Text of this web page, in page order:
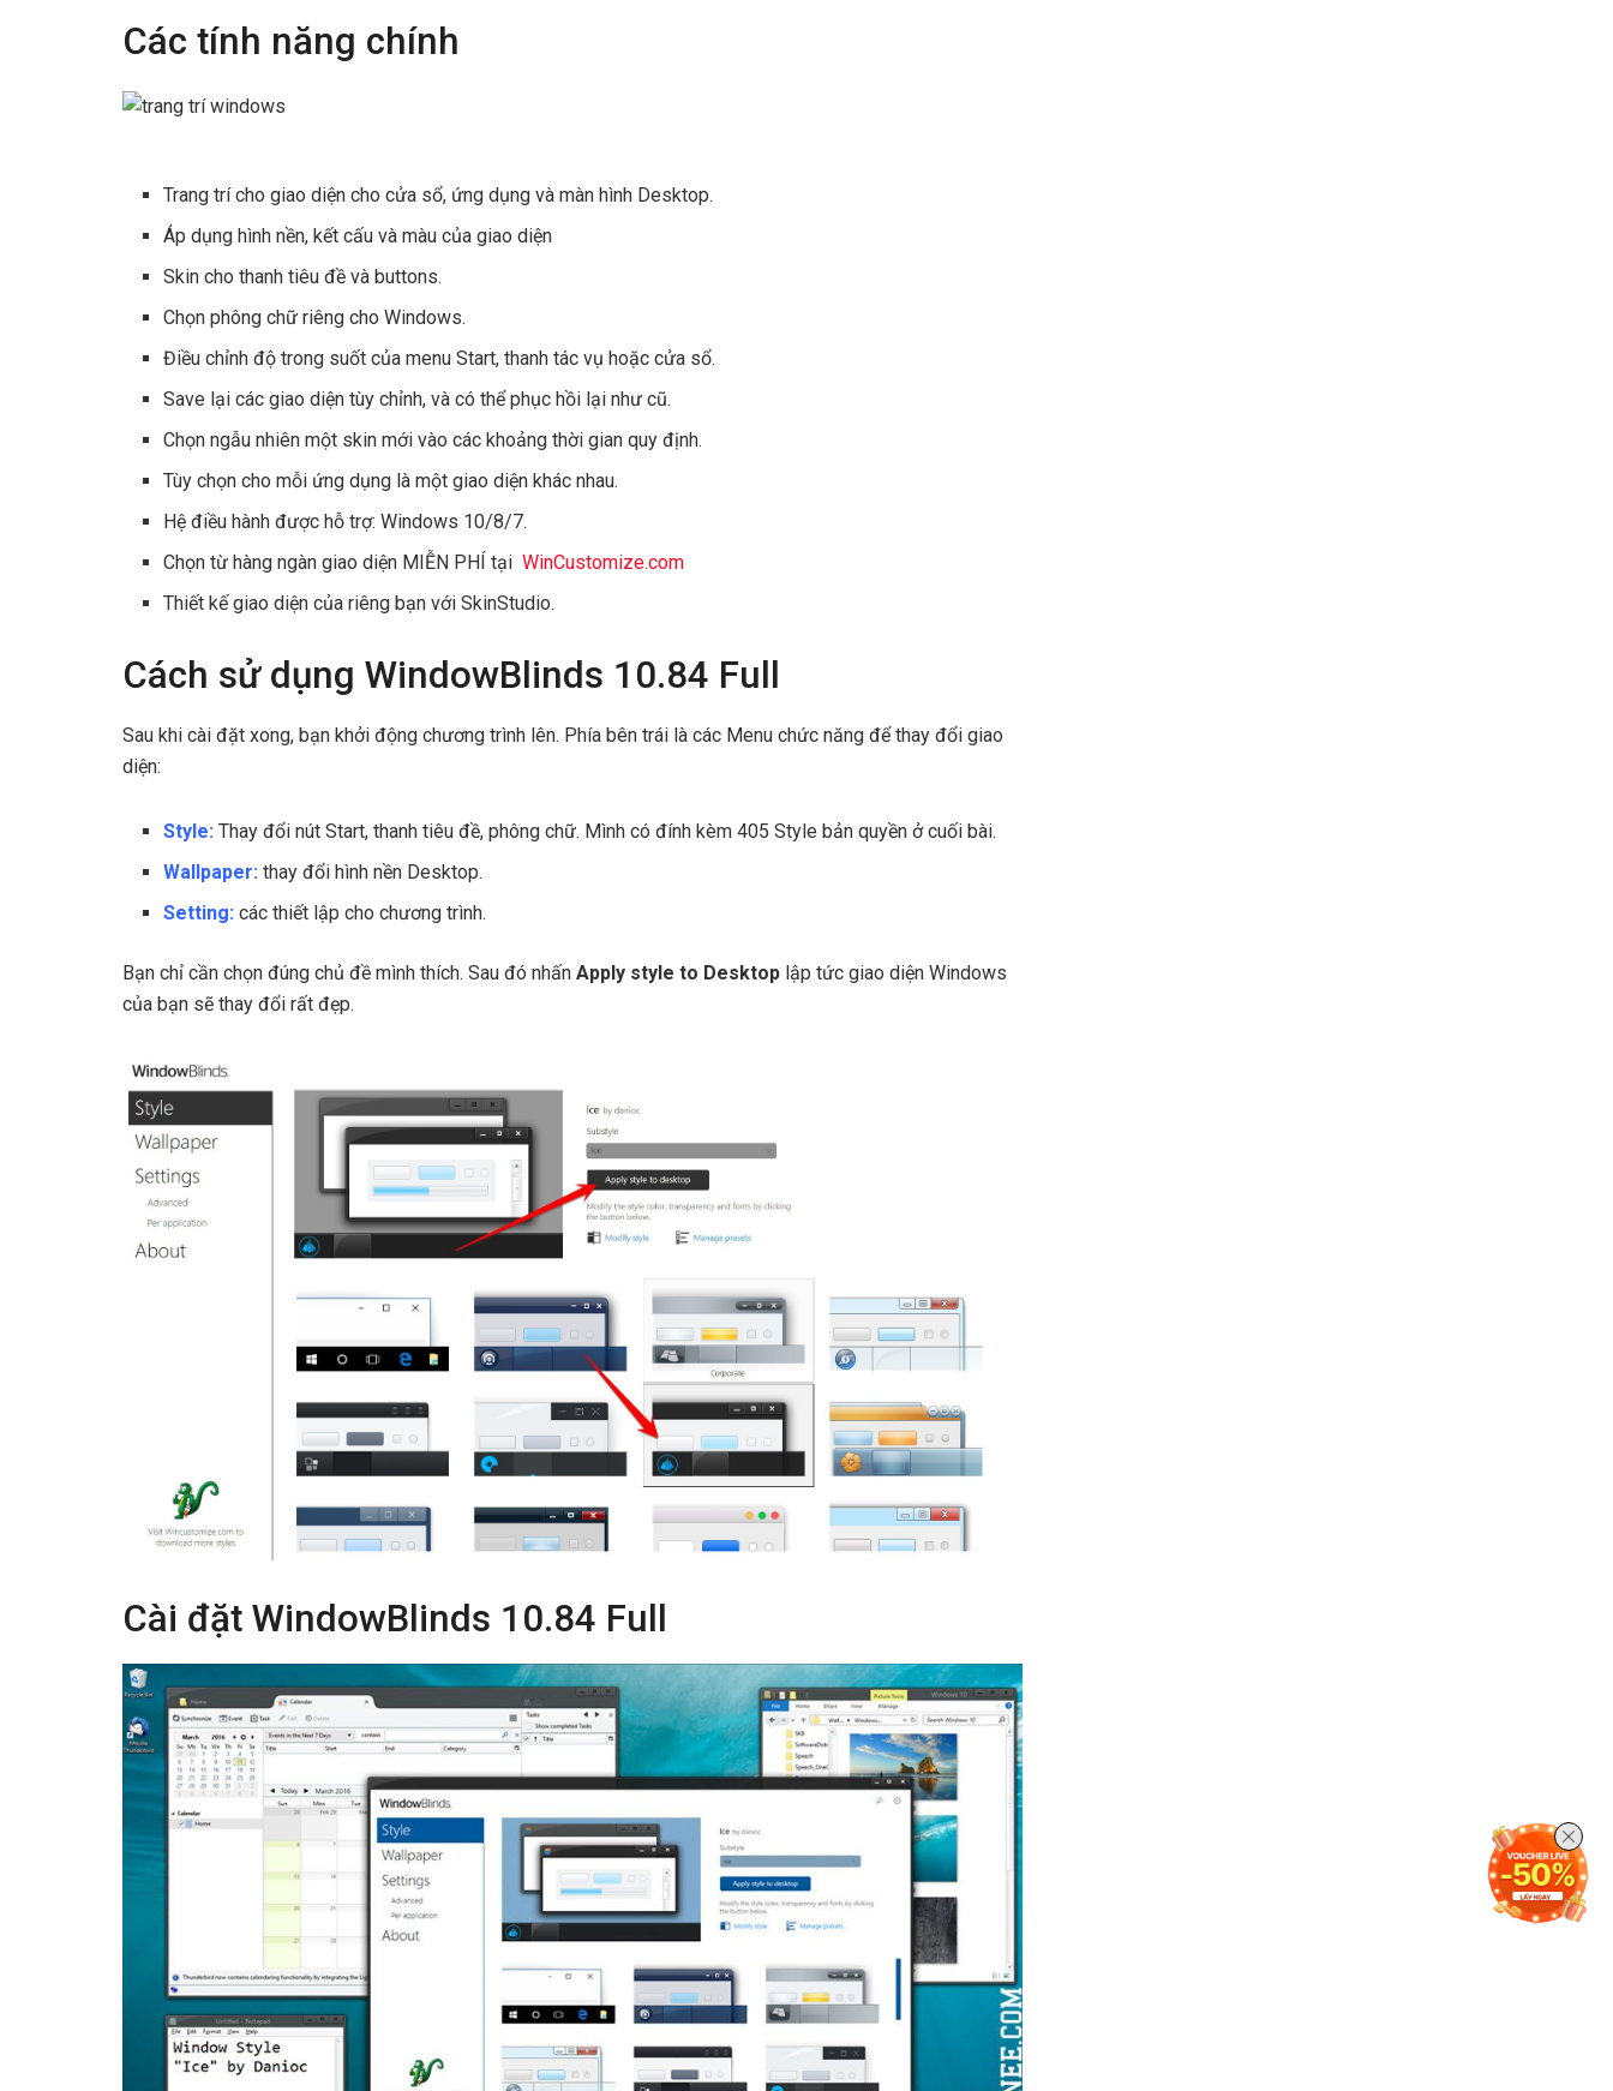
Các tính năng chính
Trang trí cho giao diện cho cửa sổ, ứng dụng và màn hình Desktop.
Áp dụng hình nền, kết cấu và màu của giao diện
Skin cho thanh tiêu đề và buttons.
Chọn phông chữ riêng cho Windows.
Điều chỉnh độ trong suốt của menu Start, thanh tác vụ hoặc cửa sổ.
Save lại các giao diện tùy chỉnh, và có thể phục hồi lại như cũ.
Chọn ngẫu nhiên một skin mới vào các khoảng thời gian quy định.
Tùy chọn cho mỗi ứng dụng là một giao diện khác nhau.
Hệ điều hành được hỗ trợ: Windows 10/8/7.
Chọn từ hàng ngàn giao diện MIỄN PHÍ tạiWinCustomize.com
Thiết kế giao diện của riêng bạn với SkinStudio.
Cách sử dụng WindowBlinds 10.84 Full
Sau khi cài đặt xong, bạn khởi động chương trình lên. Phía bên trái là các Menu chức năng để thay đổi giao
diện:
Style: Thay đổi nút Start, thanh tiêu đề, phông chữ. Mình có đính kèm 405 Style bản quyền ở cuối bài.
Wallpaper: thay đổi hình nền Desktop.
Setting: các thiết lập cho chương trình.
Bạn chỉ cần chọn đúng chủ đề mình thích. Sau đó nhấn Apply style to Desktop lập tức giao diện Windows
của bạn sẽ thay đổi rất đẹp.
Cài đặt WindowBlinds 10.84 Full